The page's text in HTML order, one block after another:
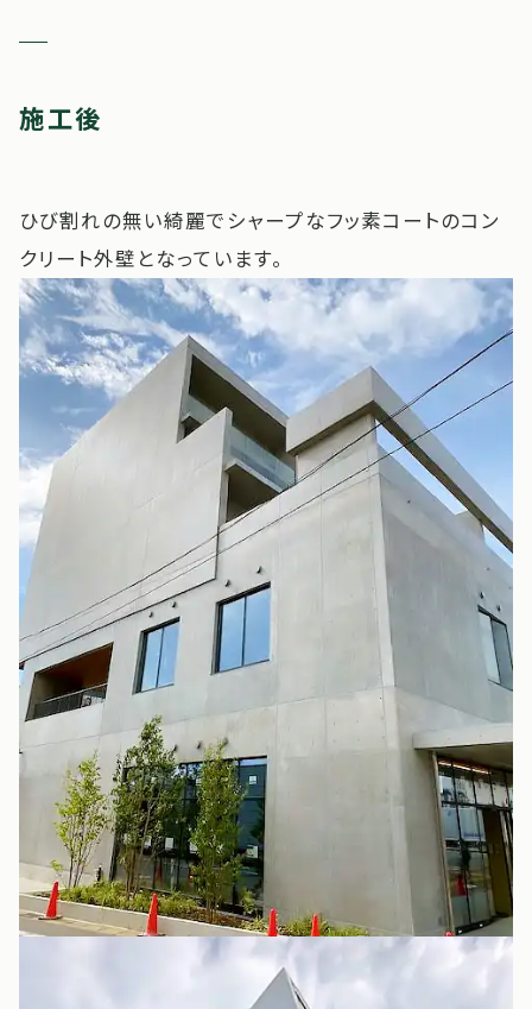
施工後
ひび割れの無い綺麗でシャープなフッ素コートのコン
クリート外壁となっています。